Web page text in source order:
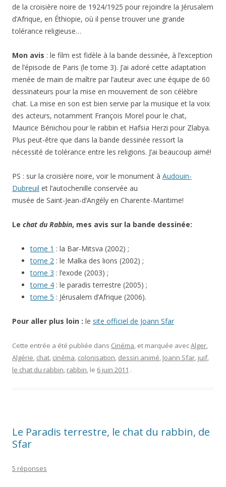
de la croisière noire de 1924/1925 pour rejoindre la Jérusalem
d’Afrique, en Éthiopie, où il pense trouver une grande
tolérance religieuse…
Mon avis : le film est fidèle à la bande dessinée, à l’exception
de l’épisode de Paris (le tome 3). J’ai adoré cette adaptation
menée de main de maître par l’auteur avec une équipe de 60
dessinateurs pour la mise en mouvement de son célèbre
chat. La mise en son est bien servie par la musique et la voix
des acteurs, notamment François Morel pour le chat,
Maurice Bénichou pour le rabbin et Hafsia Herzi pour Zlabya.
Plus peut-être que dans la bande dessinée ressort la
nécessité de tolérance entre les religions. J’ai beaucoup aimé!
PS : sur la croisière noire, voir le monument à Audouin-
Dubreuil et l’autochenille conservée au
musée de Saint-Jean-d’Angély en Charente-Maritime!
Le chat du Rabbin, mes avis sur la bande dessinée:
tome 1 : la Bar-Mitsva (2002) ;
tome 2 : le Malka des lions (2002) ;
tome 3 : l’exode (2003) ;
tome 4 : le paradis terrestre (2005) ;
tome 5 : Jérusalem d’Afrique (2006).
Pour aller plus loin : le site officiel de Joann Sfar
Cette entrée a été publiée dans Cinéma, et marquée avecAlger,
Algérie, chat, cinéma, colonisation, dessin animé, Joann Sfar, juif,
le chat du rabbin, rabbin, le 6 juin 2011 .
Le Paradis terrestre, le chat du rabbin, de
Sfar
5 réponses